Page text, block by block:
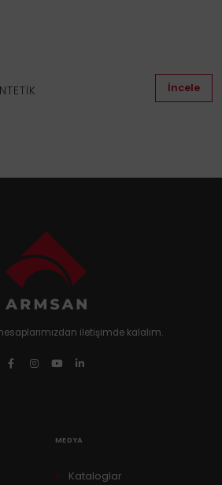
İncele
iletişimde kalalım.
MEDYA
Kataloglar